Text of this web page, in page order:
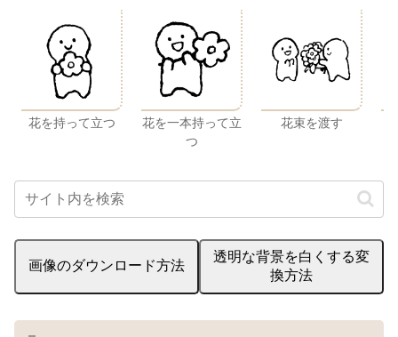
花を持って立つ
花を一本持って立
つ
花束を渡す
画像のダウンロード方法
透明な背景を白くする変
換方法